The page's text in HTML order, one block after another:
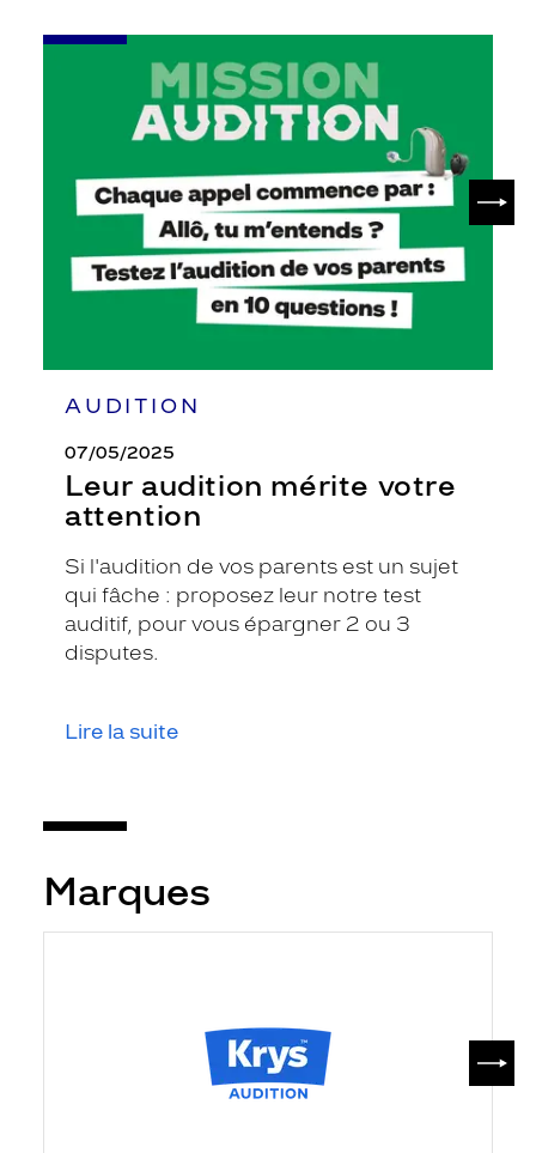
AUDITION
07/05/2025
Leur audition mérite votre
attention
Si l'audition de vos parents est un sujet
qui fâche : proposez leur notre test
auditif, pour vous épargner 2 ou 3
disputes.
Lire la suite
-
Marques